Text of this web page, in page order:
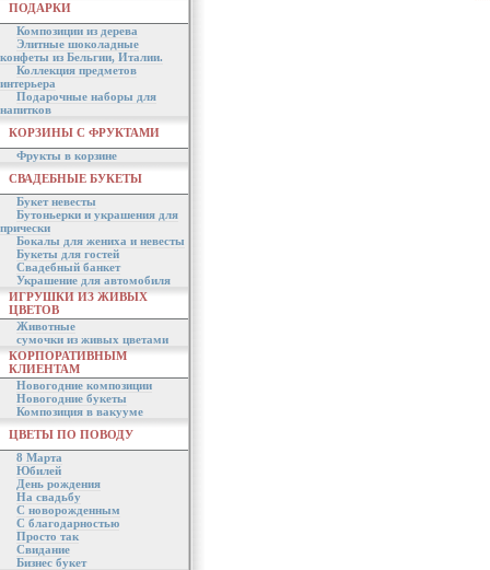
ПОДАРКИ
Композиции из дерева
Элитные шоколадные
конфеты из Бельгии, Италии.
Коллекция предметов
интерьера
Подарочные наборы для
напитков
КОРЗИНЫ С ФРУКТАМИ
Фрукты в корзине
СВАДЕБНЫЕ БУКЕТЫ
Букет невесты
Бутоньерки и украшения для
прически
Бокалы для жениха и невесты
Букеты для гостей
Свадебный банкет
Украшение для автомобиля
ИГРУШКИ ИЗ ЖИВЫХ
ЦВЕТОВ
Животные
сумочки из живых цветами
КОРПОРАТИВНЫМ
КЛИЕНТАМ
Новогодние композиции
Новогодние букеты
Композиция в вакууме
ЦВЕТЫ ПО ПОВОДУ
8 Марта
Юбилей
День рождения
На свадьбу
С новорожденным
С благодарностью
Просто так
Свидание
Бизнес букет